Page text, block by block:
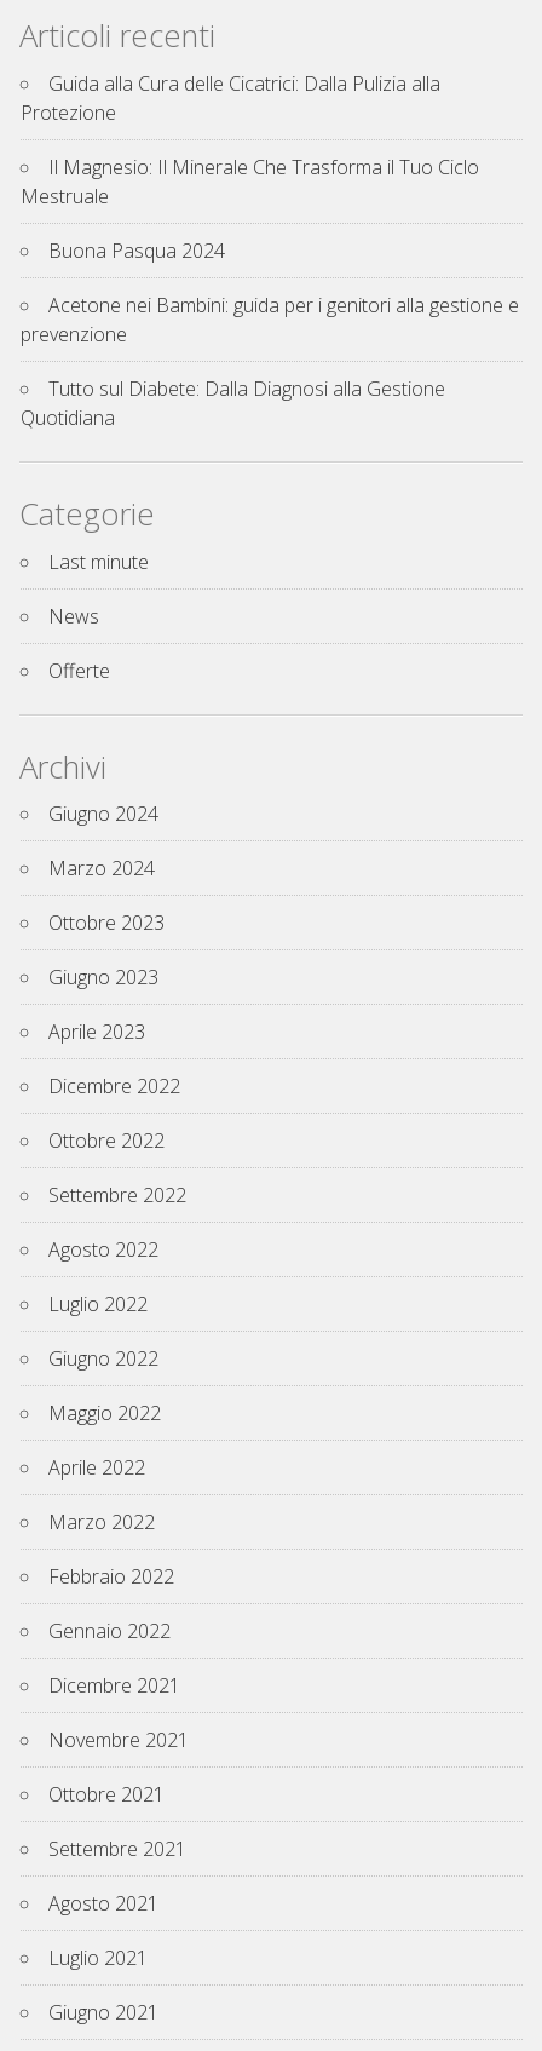
Articoli recenti
Guida alla Cura delle Cicatrici: Dalla Pulizia alla
Protezione
Il Magnesio: Il Minerale Che Trasforma il Tuo Ciclo
Mestruale
Buona Pasqua 2024
Acetone nei Bambini: guida per i genitori alla gestione e
prevenzione
Tutto sul Diabete: Dalla Diagnosi alla Gestione
Quotidiana
Categorie
Last minute
News
Offerte
Archivi
Giugno 2024
Marzo 2024
Ottobre 2023
Giugno 2023
Aprile 2023
Dicembre 2022
Ottobre 2022
Settembre 2022
Agosto 2022
Luglio 2022
Giugno 2022
Maggio 2022
Aprile 2022
Marzo 2022
Febbraio 2022
Gennaio 2022
Dicembre 2021
Novembre 2021
Ottobre 2021
Settembre 2021
Agosto 2021
Luglio 2021
Giugno 2021